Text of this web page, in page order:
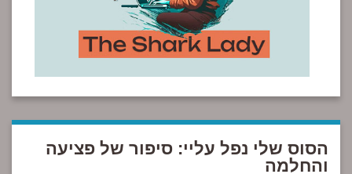
הסוס שלי נפל עליי: סיפור של פציעה
והחלמה